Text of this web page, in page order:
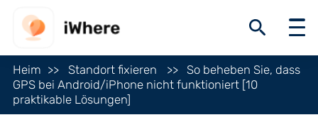
Heim Standort fixieren
So beheben Sie, dass
GPS bei Android/iPhone nicht funktioniert [10
praktikable Lösungen]